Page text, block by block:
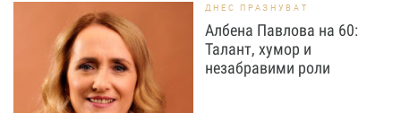
ДНЕС ПРАЗНУВАТ
Албена Павлова на 60:
Талант, хумор и
незабравими роли